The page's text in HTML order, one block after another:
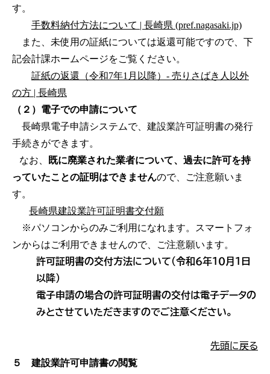
す。
手数料納付方法について | 長崎県 (pref.nagasaki.jp)
また、未使用の証紙については返還可能ですので、下
記会計課ホームページをご覧ください。
証紙の返還（令和7年1月以降）- 売りさばき人以外
の方 | 長崎県
（２）電子での申請について
長崎県電子申請システムで、建設業許可証明書の発行
手続きができます。
なお、
既に廃業された業者について、過去に許可を持
っていたことの証明はできませんので、ご注意願いま
す。
長崎県建設業許可証明書交付願
※パソコンからのみご利用になれます。スマートフォ
ンからはご利用できませんので、ご注意願います。
許可証明書の交付方法について（令和６年１０月１日
以降）
電子申請の場合の許可証明書の交付は電子データの
みとさせていただきますのでご注意ください。
先頭に戻る
５ 建設業許可申請書の閲覧